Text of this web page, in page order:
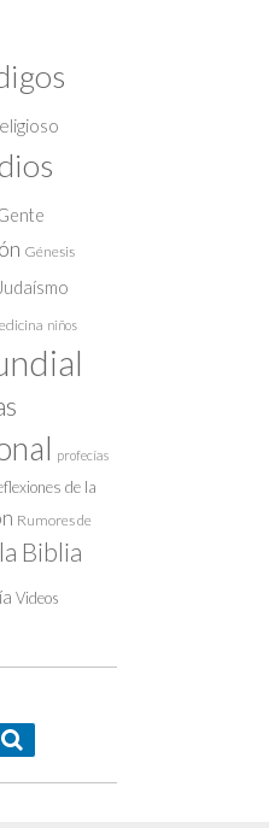
Génesis
Judaísmo
niños
profecías
de la
Rumores de
Biblia
Videos